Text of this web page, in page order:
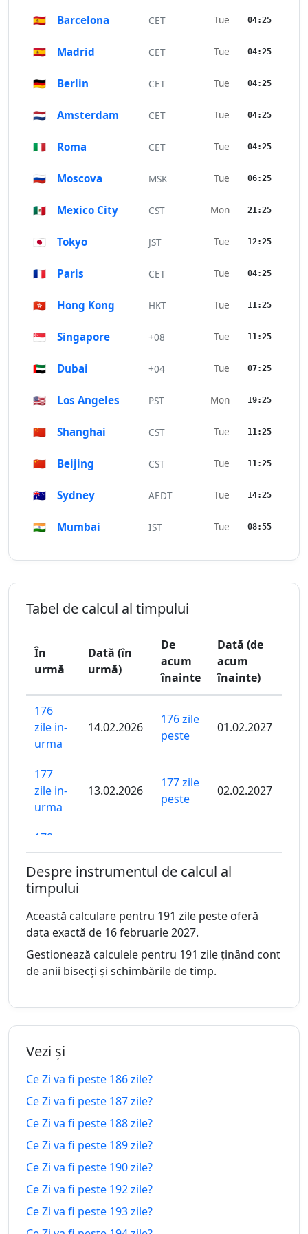
🇪🇸 Barcelona CET Tue 04:25
🇪🇸 Madrid CET Tue 04:25
🇩🇪 Berlin CET Tue 04:25
🇳🇱 Amsterdam CET Tue 04:25
🇮🇹 Roma CET Tue 04:25
🇷🇺 Moscova MSK Tue 06:25
🇲🇽 Mexico City CST Mon 21:25
🇯🇵 Tokyo JST Tue 12:25
🇫🇷 Paris CET Tue 04:25
🇭🇰 Hong Kong HKT Tue 11:25
🇸🇬 Singapore +08 Tue 11:25
🇦🇪 Dubai +04 Tue 07:25
🇺🇸 Los Angeles PST Mon 19:25
🇨🇳 Shanghai CST Tue 11:25
🇨🇳 Beijing CST Tue 11:25
🇦🇺 Sydney AEDT Tue 14:25
🇮🇳 Mumbai IST Tue 08:55
Tabel de calcul al timpului
În
urmă
Dată (în
urmă)
De
acum
înainte
Dată (de
acum
înainte)
176
zile in-
urma
14.02.2026
176 zile
peste
01.02.2027
177
zile in-
urma
13.02.2026
177 zile
peste
02.02.2027
178
zile in-
urma
12.02.2026 03.02.2027
179
zile in-
urma
11.02.2026
179 zile
peste
04.02.2027
10.02.2026
180 zile
181
zile in-
urma
zile in-
urma
08.02.2026
183
zile in-
urma
07.02.2026
184
Despre instrumentul de calcul al
timpului
Această calculare pentru 191 zile peste oferă
data exactă de 16 februarie 2027.
Gestionează calculele pentru 191 zile ținând cont
de anii bisecți și schimbările de timp.
Vezi și
Ce Zi va fi peste 186 zile?
Ce Zi va fi peste 187 zile?
Ce Zi va fi peste 188 zile?
Ce Zi va fi peste 189 zile?
Ce Zi va fi peste 190 zile?
Ce Zi va fi peste 192 zile?
Ce Zi va fi peste 193 zile?